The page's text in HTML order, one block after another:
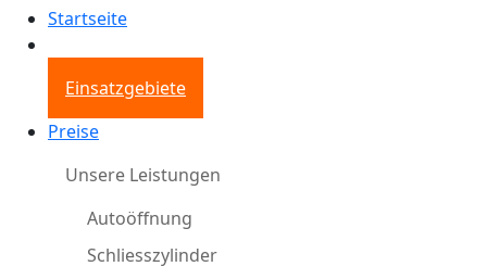
Startseite
Einsatzgebiete
Preise
Unsere Leistungen
Autoöffnung
Schliesszylinder